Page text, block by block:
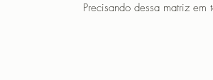
Precisando dessa matriz em